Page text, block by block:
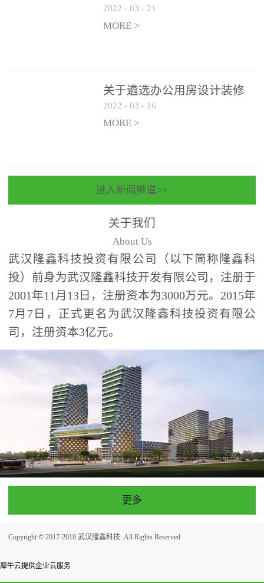
化项目 跟踪审计和监理单位
遴选结果的公告
2022 - 03 - 21
MORE >
关于遴选办公用房设计装修
一体化项目 跟踪审计和监理
单位的公告
2022 - 03 - 16
MORE >
进入新闻频道>>
关于我们
About Us
武汉隆鑫科技投资有限公司（以下简称隆鑫科
投）前身为武汉隆鑫科技开发有限公司，注册于
2001年11月13日，注册资本为3000万元。2015年
7月7日，正式更名为武汉隆鑫科技投资有限公
司，注册资本3亿元。
更多
Copyright © 2017-2018 武汉隆鑫科技 .All Rights Reserved
犀牛云提供企业云服务